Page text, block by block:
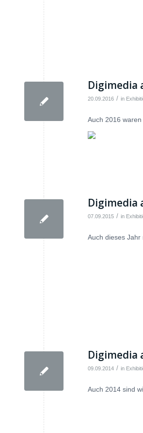
Digimedia
20.09.2016 / in
Auch 2016
Digimedia
07.09.2015 / in
Auch dieses Jahr
Digimedia
09.09.2014 / in
Auch 2014 sind